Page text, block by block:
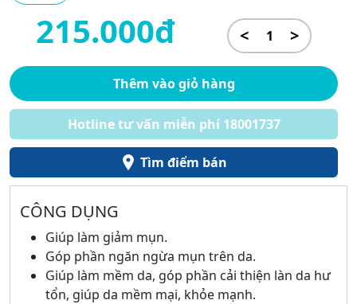
215.000đ < >
Thêm vào giỏ hàng
Hotline tư vấn miễn phí 18001737
Tìm điểm bán
CÔNG DỤNG
Giúp làm giảm mụn.
Góp phần ngăn ngừa mụn trên da.
Giúp làm mềm da, góp phần cải thiện làn da hư
tổn, giúp da mềm mại, khỏe mạnh.